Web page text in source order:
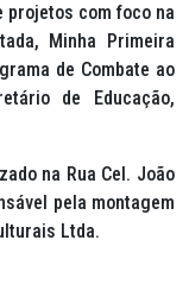
projetos com foco na
Minha Primeira
de Combate ao
de Educação,
na Rua Cel. João
pela montagem
Ltda.